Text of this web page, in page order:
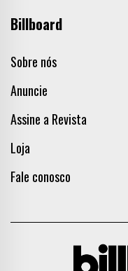
Billboard
Sobre nós
Anuncie
Assine a Revista
Loja
Fale conosco